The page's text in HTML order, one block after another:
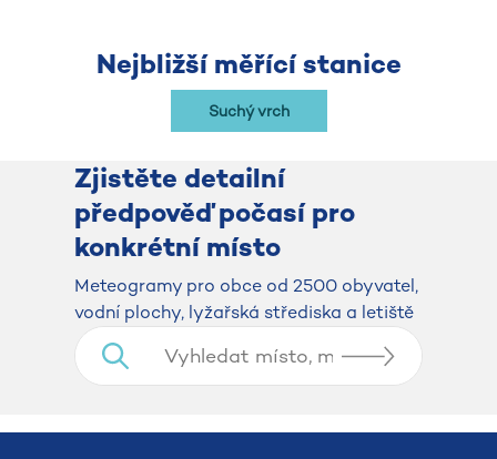
Nejbližší měřící stanice
Suchý vrch
Zjistěte detailní
předpověď počasí pro
konkrétní místo
​​​​​​​Meteogramy pro obce od 2500 obyvatel,
vodní plochy, lyžařská střediska a letiště